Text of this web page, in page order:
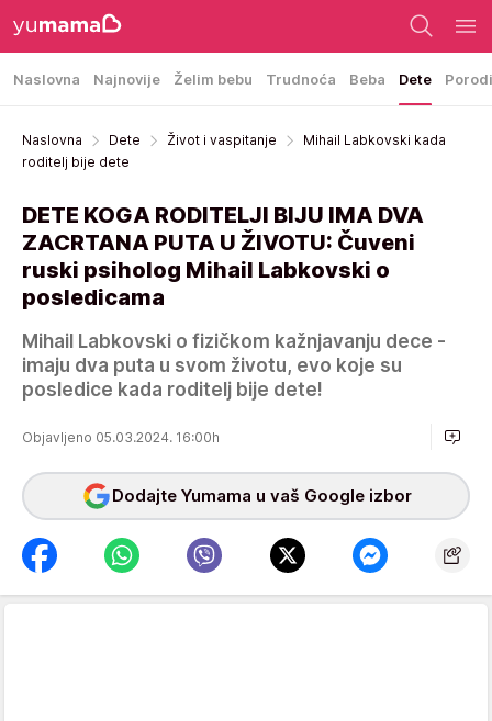
Naslovna Najnovije Želim bebu Trudnoća Beba Dete
Naslovna Dete Život i vaspitanje
Mihail Labkovski kada
roditelj bije dete
DETE KOGA RODITELJI BIJU IMA DVA
ZACRTANA PUTA U ŽIVOTU: Čuveni
ruski psiholog Mihail Labkovski o
posledicama
Mihail Labkovski o fizičkom kažnjavanju dece -
imaju dva puta u svom životu, evo koje su
posledice kada roditelj bije dete!
Objavljeno 05.03.2024. 16:00h
Dodajte Yumama u vaš Google izbor